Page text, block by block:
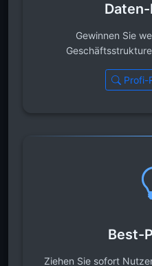
Gewinnen Sie
Profi-
Best-
Ziehen Sie sofort